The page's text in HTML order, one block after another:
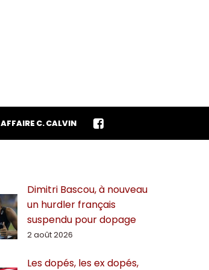
AFFAIRE C. CALVIN
Dimitri Bascou, à nouveau
un hurdler français
suspendu pour dopage
2 août 2026
Les dopés, les ex dopés,